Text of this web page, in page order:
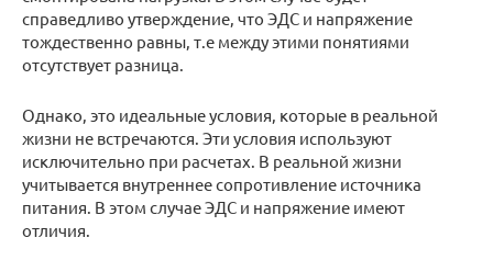
справедливо утверждение, что ЭДС и напряжение
тождественно равны, т.е между этими понятиями
отсутствует разница.
Однако, это идеальные условия, которые в реальной
жизни не встречаются. Эти условия используют
исключительно при расчетах. В реальной жизни
учитывается внутреннее сопротивление источника
питания. В этом случае ЭДС и напряжение имеют
отличия.